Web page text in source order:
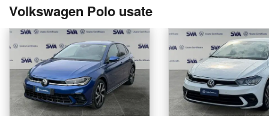
Volkswagen Polo usate